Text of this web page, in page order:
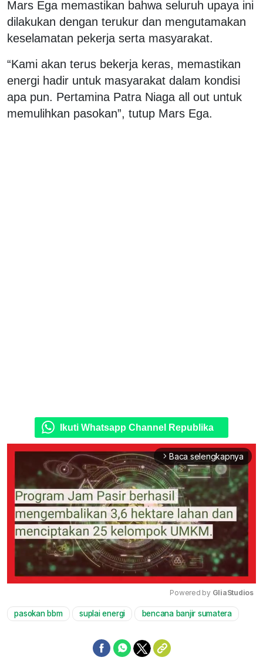
Mars Ega memastikan bahwa seluruh upaya ini
dilakukan dengan terukur dan mengutamakan
keselamatan pekerja serta masyarakat.
“Kami akan terus bekerja keras, memastikan
energi hadir untuk masyarakat dalam kondisi
apa pun. Pertamina Patra Niaga all out untuk
memulihkan pasokan”, tutup Mars Ega.
Ikuti Whatsapp Channel Republika
arrow_forward_ios Baca selengkapnya
Mute
Powered by GliaStudios
pasokan bbm suplai energi bencana banjir sumatera